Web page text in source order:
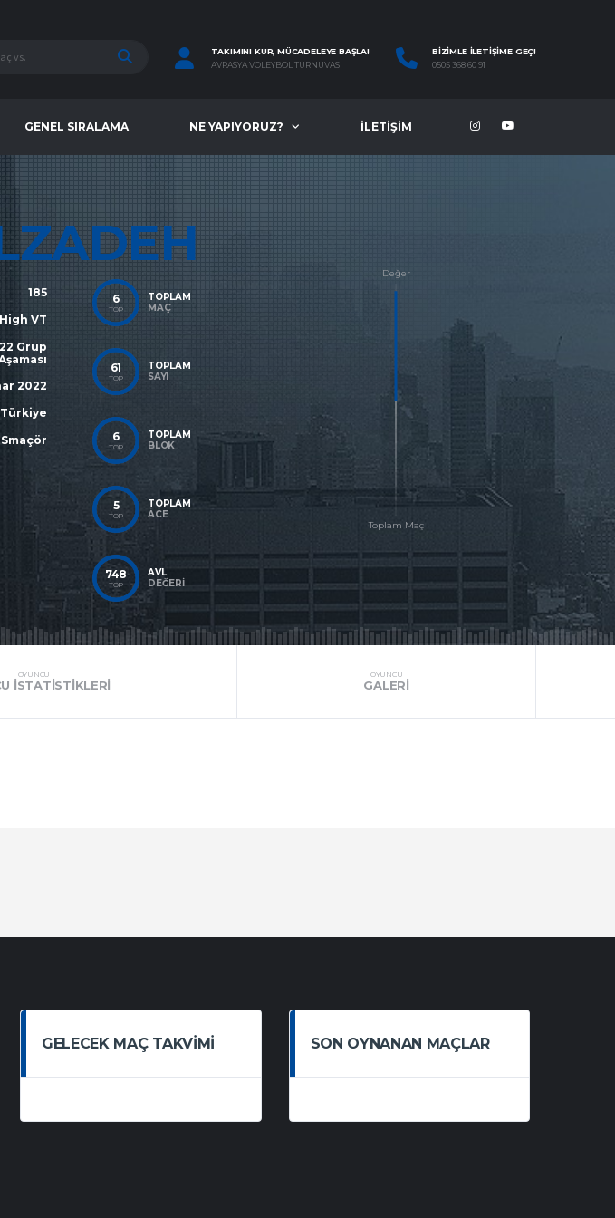
TAKIMINI KUR, MÜCADELEYE BAŞLA!
AVRASYA VOLEYBOL TURNUVASI
BIZIMLE İLETIŞIME GEÇ!
0505 368 60 91
GENEL SIRALAMA NE YAPIYORUZ? İLETIŞIM
185
VT
Grup
2022
Türkiye
Smaçör
6
TOP
TOPLAM
MAÇ
61
TOP
TOPLAM
SAYI
6
TOP
TOPLAM
BLOK
5
TOP
TOPLAM
ACE
748
TOP
AVL
DEĞERI
OYUNCU
İSTATISTIKLERI
OYUNCU
GALERI
GELECEK MAÇ TAKVIMI SON OYNANAN MAÇLAR